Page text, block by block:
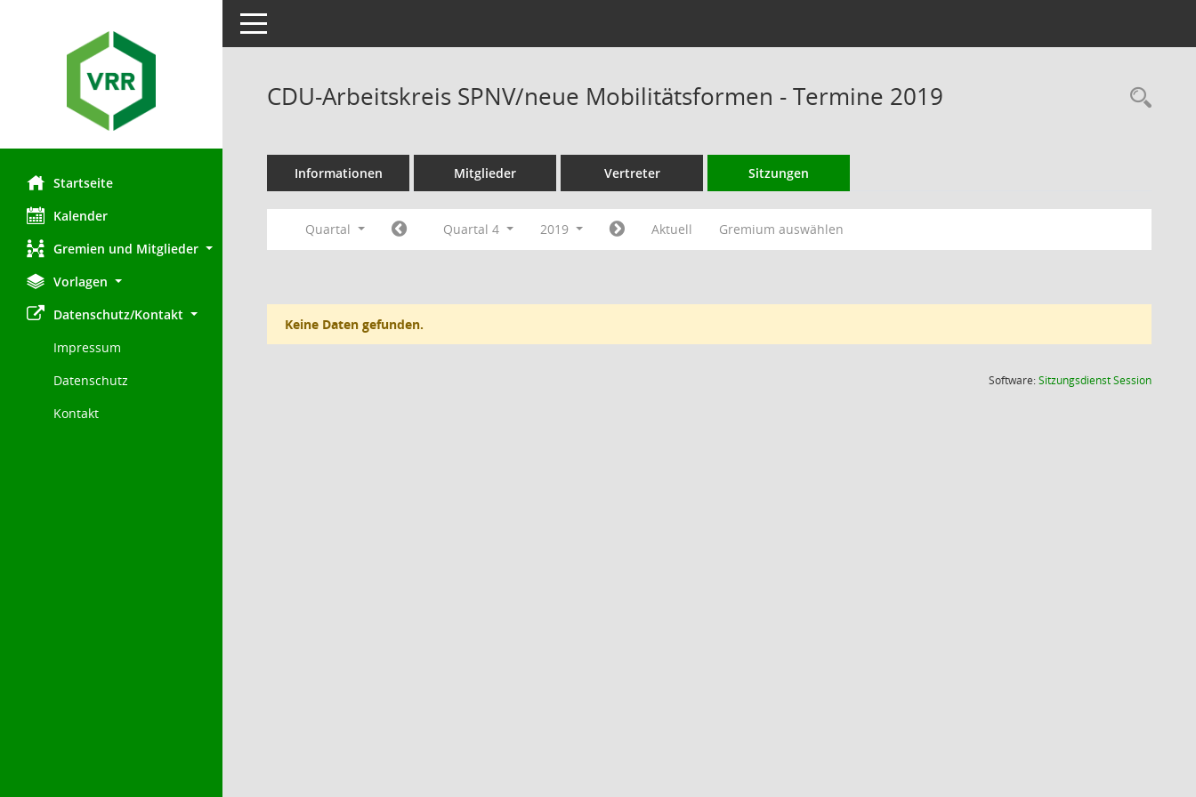
Startseite
Kalender
Gremien und Mitglieder
Vorlagen
Datenschutz/Kontakt
Impressum
Datenschutz
Kontakt
Toggle navigation
CDU-Arbeitskreis SPNV/neue Mobilitätsformen - Termine 2019
Informationen Mitglieder Vertreter Sitzungen
Quartal Quartal 4 2019 Aktuell Gremium auswählen
Keine Daten gefunden.
Software:SitzungsdienstSession(Wird in